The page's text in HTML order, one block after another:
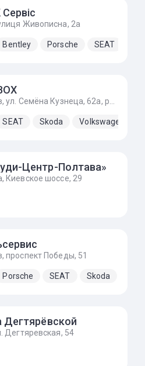
Живописна, 2а
Bentley Porsche SEAT
SEAT Skoda Volkswagen
Центр-Полтава»
Киевское шоссе, 29
проспект Победы, 51
Porsche SEAT Skoda
Дегтярёвской
Дегтяревская, 54